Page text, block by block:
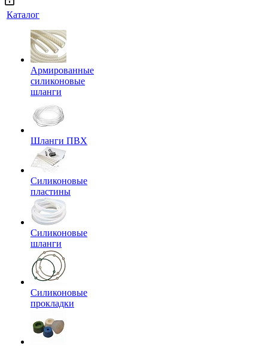
Каталог
Армированные
силиконовые
шланги
Шланги ПВХ
Силиконовые
пластины
Силиконовые
шланги
Силиконовые
прокладки